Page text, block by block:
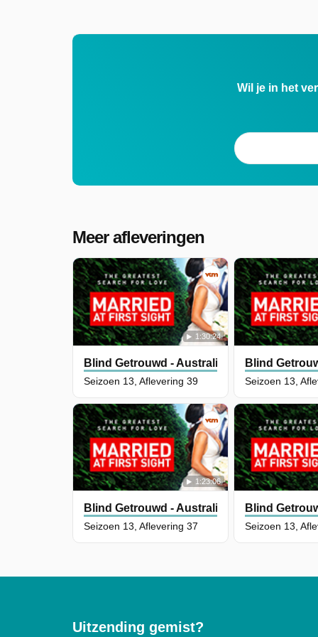
Wil je in het
Meer afleveringen
1:30:24
Blind Getrouwd - Australië
Seizoen 13, Aflevering 39
Blind
Seizoen 13,
1:23:06
Blind Getrouwd - Australië
Seizoen 13, Aflevering 37
Blind
Seizoen 13,
Uitzending gemist?